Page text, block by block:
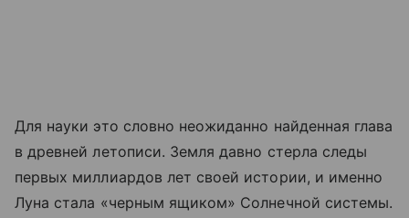
Для науки это словно неожиданно найденная глава
в древней летописи. Земля давно стерла следы
первых миллиардов лет своей истории, и именно
Луна стала «черным ящиком» Солнечной системы.